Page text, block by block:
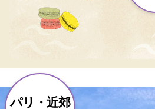
パリ・近郊